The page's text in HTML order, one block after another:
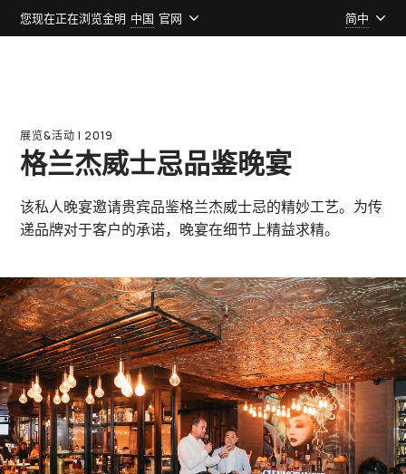
您现在正在浏览金明 中国 官网 简中
展览&活动 l 2019
格兰杰威士忌品鉴晚宴
该私人晚宴邀请贵宾品鉴格兰杰威士忌的精妙工艺。为传
递品牌对于客户的承诺，晚宴在细节上精益求精。